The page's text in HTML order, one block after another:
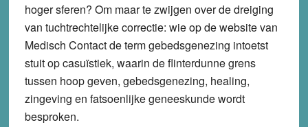
hoger sferen? Om maar te zwijgen over de dreiging
van tuchtrechtelijke correctie: wie op de website van
Medisch Contact de term gebedsgenezing intoetst
stuit op casuïstiek, waarin de flinterdunne grens
tussen hoop geven, gebedsgenezing, healing,
zingeving en fatsoenlijke geneeskunde wordt
besproken.